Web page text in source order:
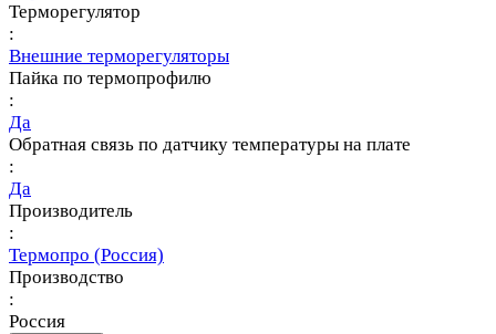
Терморегулятор
:
Внешние терморегуляторы
Пайка по термопрофилю
:
Да
Обратная связь по датчику температуры на плате
:
Да
Производитель
:
Термопро (Россия)
Производство
:
Россия